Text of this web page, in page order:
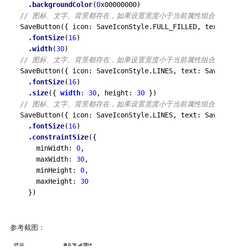
.backgroundColor(0
// 图标、文字、背景都存在，如果设置宽度小于当前属性组合下
SaveButton({ icon: SaveIconStyle.FULL_FILLED, text:
.fontSize(16)
.width(30
// 图标、文字、背景都存在，如果设置宽度小于当前属性组合下
SaveButton({ icon: SaveIconStyle.LINES, text:
.fontSize(16)
.size({ width: 30, height: 30
// 图标、文字、背景都存在，如果设置宽度小于当前属性组合下
SaveButton({ icon: SaveIconStyle.LINES, text:
.fontSize(16)
.constraintSize({
    minWidth:
0,
    maxWidth:
30,
    minHeight:
0,
    maxHeight:
30
  })
参考截图：